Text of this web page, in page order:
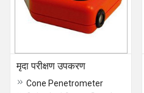
मृदा परीक्षण उपकरण
Cone Penetrometer